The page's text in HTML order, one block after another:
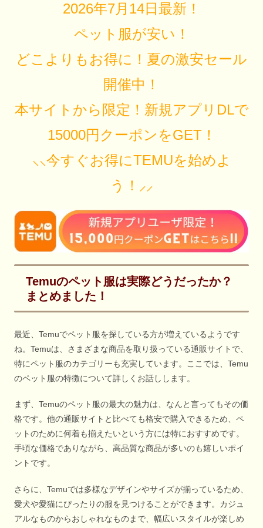
2026年7月14日最新！
ペット服が安い！
どこよりもお得に！夏の激安セール
開催中！
本サイトから限定！新規アプリDLで
15000円クーポンをGET！
⸜⸜今すぐお得にTEMUを始めよ
う！⸝⸝
Temuのペット服は実際どうだったか？
まとめました！
最近、Temuでペット服を探している方が増えているようです
ね。Temuは、さまざまな商品を取り扱っている通販サイトで、
特にペット服のカテゴリーも充実しています。ここでは、Temu
のペット服の特徴について詳しくお話しします。
まず、Temuのペット服の最大の魅力は、なんと言ってもその価
格です。他の通販サイトと比べても格安で購入できるため、ペ
ットのために何着も揃えたいという方には特におすすめです。
手頃な価格でありながら、高品質な商品が多いのも嬉しいポイ
ントです。
さらに、Temuでは多様なデザインやサイズが揃っているため、
愛犬や愛猫にぴったりの服を見つけることができます。カジュ
アルなものからおしゃれなものまで、幅広いスタイルが楽しめ